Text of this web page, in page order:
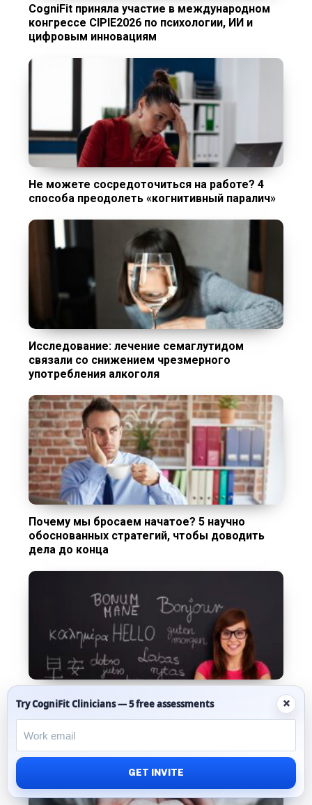
CogniFit приняла участие в международном
конгрессе CIPIE2026 по психологии, ИИ и
цифровым инновациям
Не можете сосредоточиться на работе? 4
способа преодолеть «когнитивный паралич»
Исследование: лечение семаглутидом
связали со снижением чрезмерного
употребления алкоголя
Почему мы бросаем начатое? 5 научно
обоснованных стратегий, чтобы доводить
дела до конца
Как мозг билингвов переключается между
языками: новое исследование
Try CogniFit Clinicians — 5 free assessments ×
GET INVITE